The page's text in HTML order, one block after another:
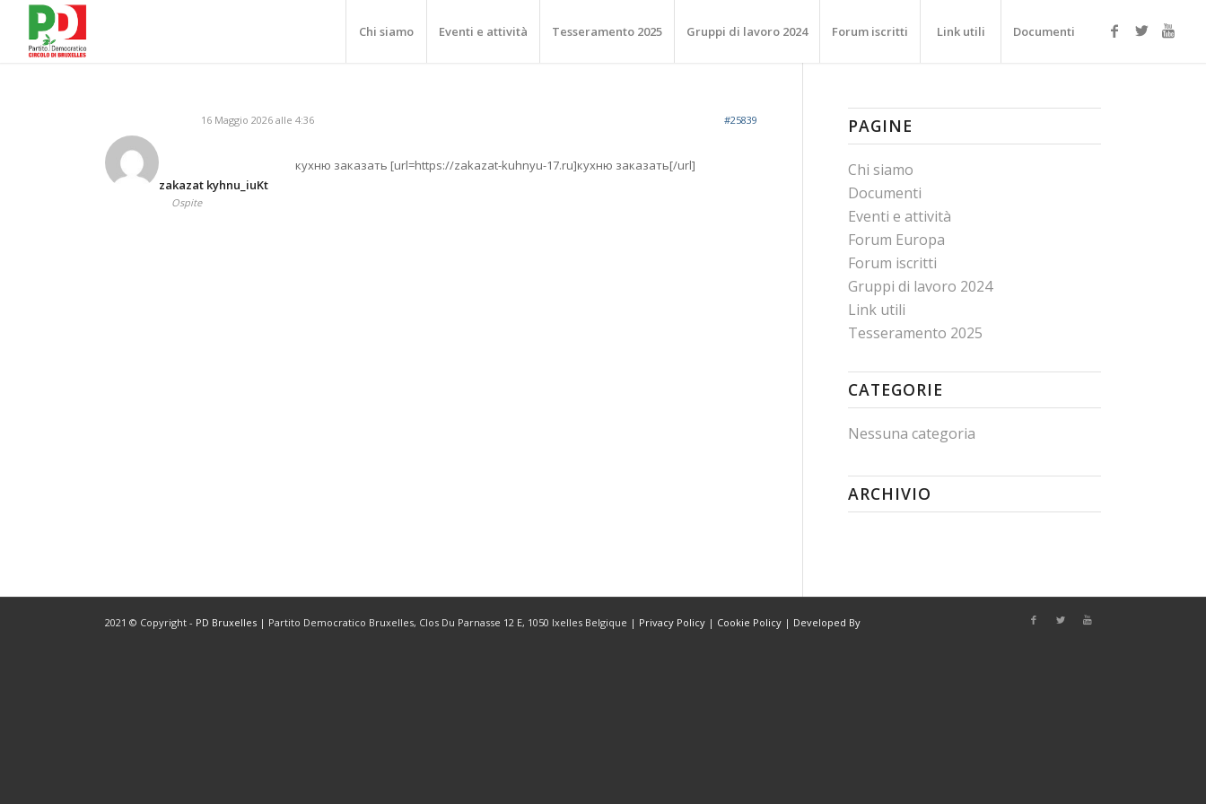
Chi siamo Eventi e attività Tesseramento 2025 Gruppi di lavoro 2024 Forum iscritti Link utili Documenti
16 Maggio 2026 alle 4:36 #25839
zakazat kyhnu_iuKt
Ospite
кухню заказать [url=https://zakazat-kuhnyu-17.ru]кухню заказать[/url]
PAGINE
Chi siamo
Documenti
Eventi e attività
Forum Europa
Forum iscritti
Gruppi di lavoro 2024
Link utili
Tesseramento 2025
CATEGORIE
Nessuna categoria
ARCHIVIO
2021 © Copyright - PD Bruxelles | Partito Democratico Bruxelles, Clos Du Parnasse 12 E, 1050 Ixelles Belgique | Privacy Policy | Cookie Policy | Developed By